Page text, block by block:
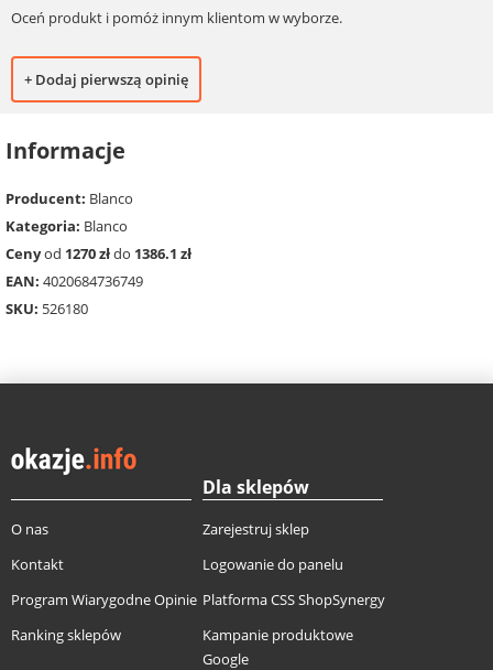
Oceń produkt i pomóż innym klientom w wyborze.
+ Dodaj pierwszą opinię
Informacje
Producent: Blanco
Kategoria: Blanco
Cenyod 1270 złdo 1386.1 zł
EAN: 4020684736749
SKU: 526180
O nas
Kontakt
Program Wiarygodne Opinie
Ranking sklepów
Dla sklepów
Zarejestruj sklep
Logowanie do panelu
Platforma CSS ShopSynergy
Kampanie produktowe
Google